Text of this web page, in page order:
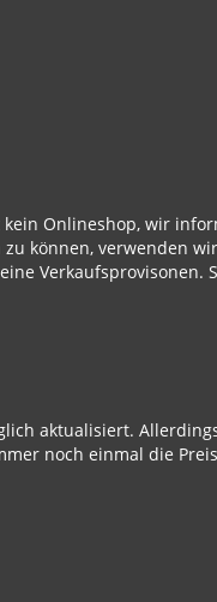
kein Onlineshop, wir
können, verwenden
aktualisiert.
noch einmal die